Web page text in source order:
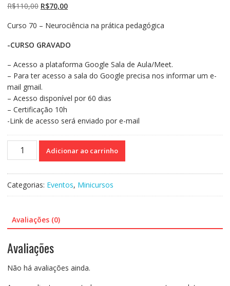
R$110,00 O
original
R$110,00.
R$70,00O
atual
R$70,00.
Curso 70 – Neurociência na prática pedagógica
-CURSO GRAVADO
– Acesso a plataforma Google Sala de Aula/Meet.
– Para ter acesso a sala do Google precisa nos informar um e-
mail gmail.
– Acesso disponível por 60 dias
– Certificação 10h
-Link de acesso será enviado por e-mail
Curso
na
quantidade
Adicionar ao carrinho
Categorias: Eventos, Minicursos
Avaliações (0)
Avaliações
Não há avaliações ainda.